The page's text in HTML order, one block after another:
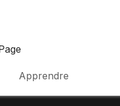
Apprendre